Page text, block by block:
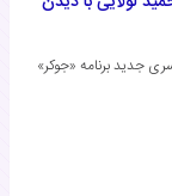
جدید برنامه «جوکر»